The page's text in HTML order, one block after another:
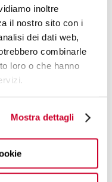
inoltre
il nostro sito con i
dei dati web,
combinarle
loro o che hanno
Mostra dettagli